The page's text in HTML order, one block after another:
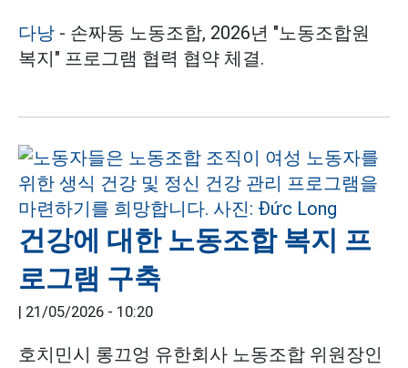
다낭 - 손짜동 노동조합, 2026년 "노동조합원
복지" 프로그램 협력 협약 체결.
건강에 대한 노동조합 복지 프
로그램 구축
| 21/05/2026 - 10:20
호치민시 롱끄엉 유한회사 노동조합 위원장인